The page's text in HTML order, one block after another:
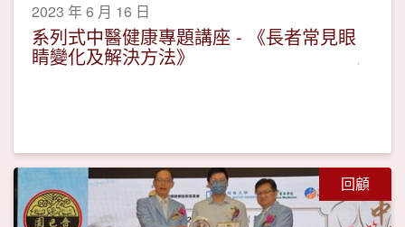
2023 年 6 月 16 日
系列式中醫健康專題講座 - 《長者常見眼
睛變化及解決方法》
回顧